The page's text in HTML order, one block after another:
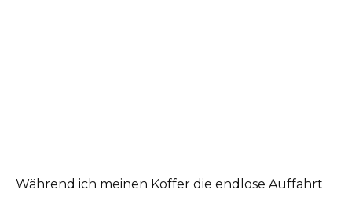
Während ich meinen Koffer die endlose Auffahrt